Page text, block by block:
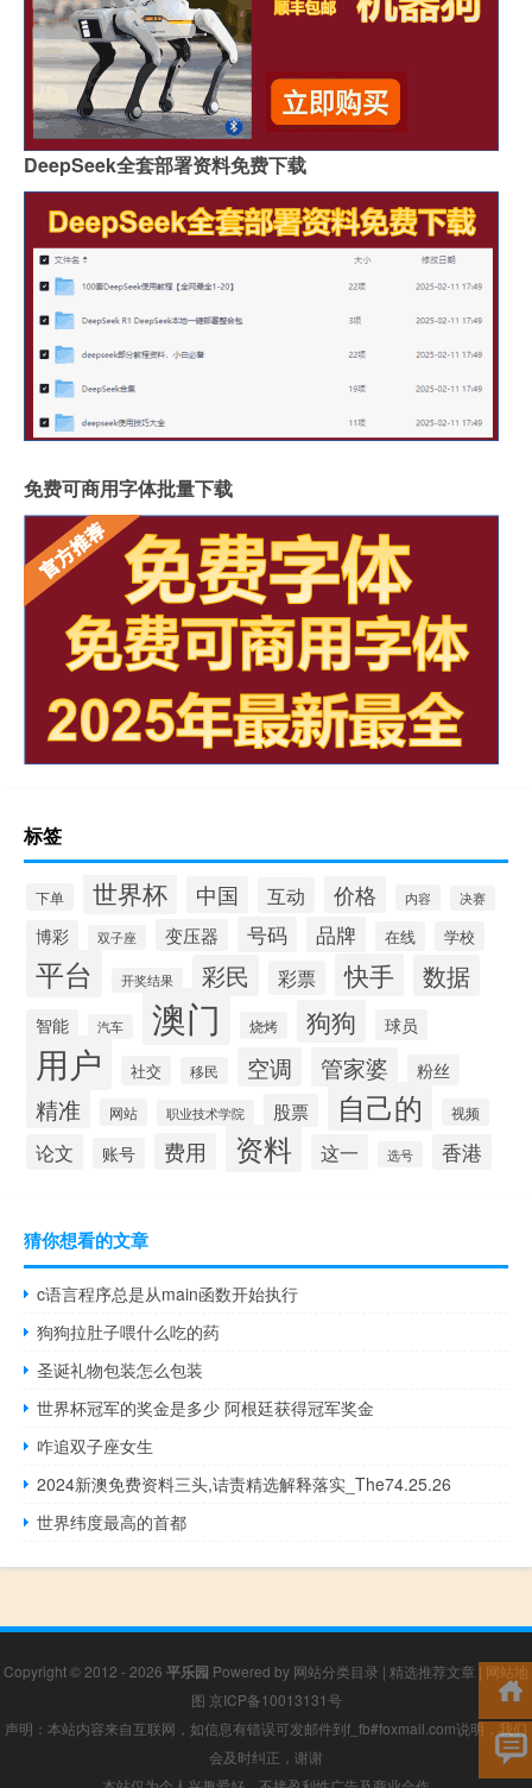
DeepSeek全套部署资料免费下载
免费可商用字体批量下载
标签
下单 世界杯 中国 互动 价格 内容 决赛
博彩 双子座 变压器 号码 品牌 在线 学校
平台 开奖结果 彩民 彩票 快手 数据
智能 汽车 澳门 烧烤 狗狗 球员
用户 社交 移民 空调 管家婆 粉丝
精准 网站 职业技术学院 股票 自己的 视频
论文 账号 费用 资料 这一 选号 香港
猜你想看的文章
c语言程序总是从main函数开始执行
狗狗拉肚子喂什么吃的药
圣诞礼物包装怎么包装
世界杯冠军的奖金是多少 阿根廷获得冠军奖金
咋追双子座女生
2024新澳免费资料三头,诘责精选解释落实_The74.25.26
世界纬度最高的首都
Copyright © 2012 - 2026 平乐园 Powered by 网站分类目录 | 精选推荐文章 | 网站地
图 京ICP备10013131号
声明：本站内容来自互联网，如信息有错误可发邮件到f_fb#foxmail.com说明，我们
会及时纠正，谢谢